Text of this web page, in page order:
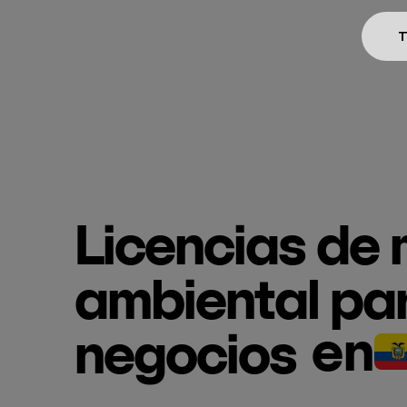
Licencias de
ambiental
negocios en